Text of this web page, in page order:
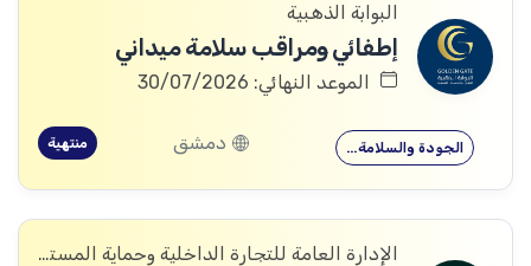
البوابة الذهبية
إطفائي ومراقب سلامة ميداني
الموعد النهائي: 30/07/2026
الجودة والسلامة… دمشق منتهية
الإدارة العامة للتجارة الداخلية وحماية المستهلك